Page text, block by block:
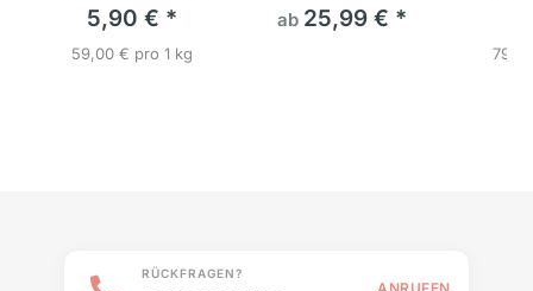
Hunde mit
Insektenprotein
5,90 € *
59,00 € pro 1 kg
Hildegards 7
ab 25,99 € *
RÜCKFRAGEN?